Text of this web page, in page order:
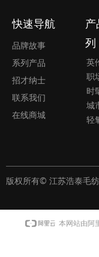
快速导航
品牌故事
系列产品
招才纳士
联系我们
在线商城
产
列
英
职
时
城
版权所有© 江苏浩泰毛
本网站由阿